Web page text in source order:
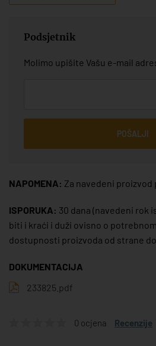
Podsjetnik
Molimo upišite Vašu e-mail
POŠALJI
NAPOMENA: Za navedeni
ISPORUKA: 30 dana (navedeni rok
biti i kraći i duži ovisno o
dostupnosti proizvoda od strane
DOKUMENTACIJA
233825.pdf
0 ocjena Recenzije